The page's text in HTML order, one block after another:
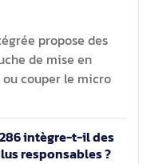
propose des
de mise en
couper le micro
intègre-t-il des
responsables ?